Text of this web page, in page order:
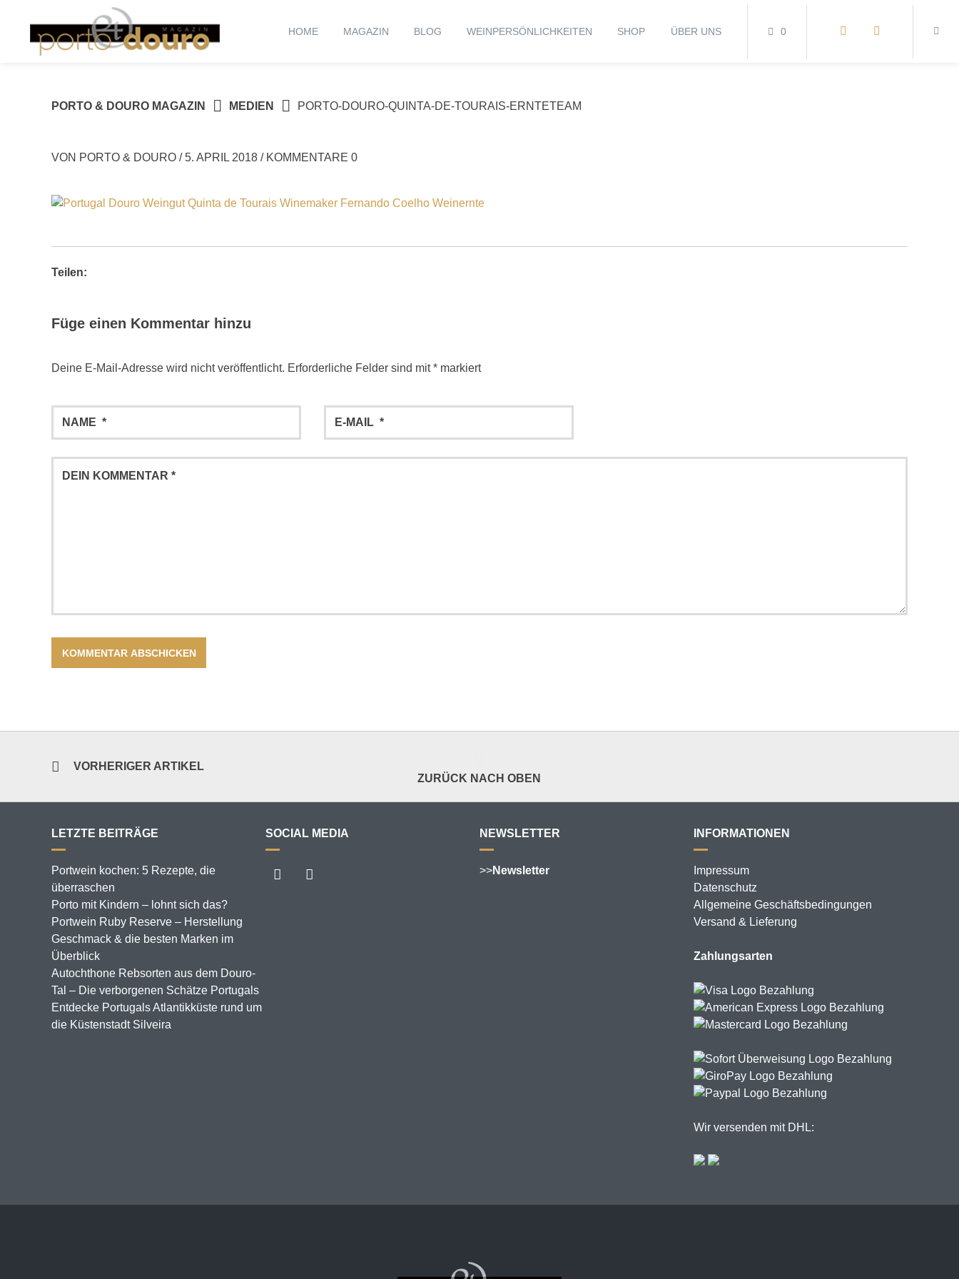
HOME MAGAZIN BLOG WEINPERSÖNLICHKEITEN SHOP ÜBER UNS 0
PORTO & DOURO MAGAZIN MEDIEN PORTO-DOURO-QUINTA-DE-TOURAIS-ERNTETEAM
VON PORTO & DOURO / 5. APRIL 2018 / KOMMENTARE 0
Teilen:
Füge einen Kommentar hinzu
Deine E-Mail-Adresse wird nicht veröffentlicht. Erforderliche Felder sind mit*markiert
VORHERIGER ARTIKEL
ZURÜCK NACH OBEN
LETZTE BEITRÄGE
Portwein kochen: 5 Rezepte, die
überraschen
Porto mit Kindern – lohnt sich das?
Portwein Ruby Reserve – Herstellung
Geschmack & die besten Marken im
Überblick
Autochthone Rebsorten aus dem Douro-
Tal – Die verborgenen Schätze Portugals
Entdecke Portugals Atlantikküste rund um
die Küstenstadt Silveira
SOCIAL MEDIA NEWSLETTER
>>Newsletter
INFORMATIONEN
Impressum
Datenschutz
Allgemeine Geschäftsbedingungen
Versand & Lieferung
Zahlungsarten
Wir versenden mit DHL: